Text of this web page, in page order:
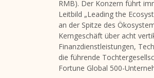
RMB). Der Konzern führt
Leitbild „Leading the
an der Spitze des
Kerngeschäft über acht
Finanzdienstleistungen,
die führende
Fortune Global 500-